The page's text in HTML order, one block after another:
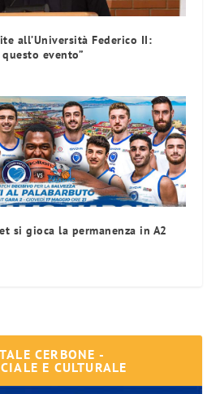
all’Università Federico II:
evento”
si gioca la permanenza in A2
CERBONE -
E CULTURALE